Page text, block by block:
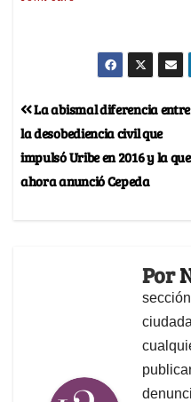
La abismal diferencia entre
la desobediencia civil que
impulsó Uribe en 2016 y la que
ahora anunció Cepeda
Por